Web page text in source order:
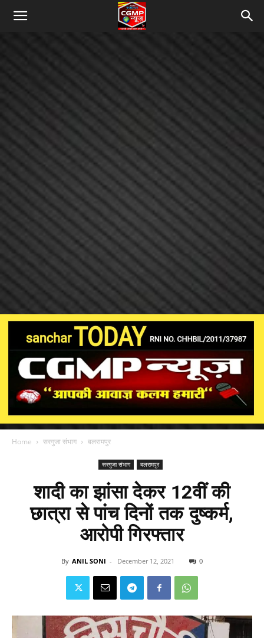
Home सरगुजा संभाग बलरामपुर
सरगुजा संभाग बलरामपुर
शादी का झांसा देकर 12वीं की
छात्रा से पांच दिनों तक दुष्कर्म,
आरोपी गिरफ्तार
By ANIL SONI - December 12, 2021 0